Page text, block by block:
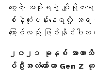
ကွေးတဲ့ အစိုးရရဲ့ ဗျိုရိုက
စ်နဲ့လုံးပန်းနေရလို့ အရင်
ကြောင့်လည်း ဖြစ်နိုင်ပါ
၂၀၂၁ ခုနှစ် အာဏာသိမ်း
ပ်ဦးအလံတော်ဟာ Gen Z ဟု